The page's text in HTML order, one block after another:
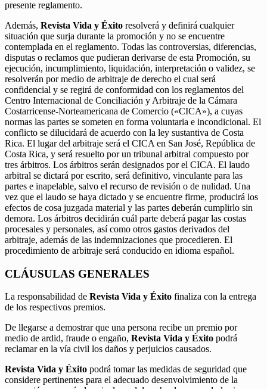
presente reglamento.
Además, Revista Vida y Éxito resolverá y definirá cualquier
situación que surja durante la promoción y no se encuentre
contemplada en el reglamento. Todas las controversias, diferencias,
disputas o reclamos que pudieran derivarse de esta Promoción, su
ejecución, incumplimiento, liquidación, interpretación o validez, se
resolverán por medio de arbitraje de derecho el cual será
confidencial y se regirá de conformidad con los reglamentos del
Centro Internacional de Conciliación y Arbitraje de la Cámara
Costarricense-Norteamericana de Comercio («CICA»), a cuyas
normas las partes se someten en forma voluntaria e incondicional. El
conflicto se dilucidará de acuerdo con la ley sustantiva de Costa
Rica. El lugar del arbitraje será el CICA en San José, República de
Costa Rica, y será resuelto por un tribunal arbitral compuesto por
tres árbitros. Los árbitros serán designados por el CICA. El laudo
arbitral se dictará por escrito, será definitivo, vinculante para las
partes e inapelable, salvo el recurso de revisión o de nulidad. Una
vez que el laudo se haya dictado y se encuentre firme, producirá los
efectos de cosa juzgada material y las partes deberán cumplirlo sin
demora. Los árbitros decidirán cuál parte deberá pagar las costas
procesales y personales, así como otros gastos derivados del
arbitraje, además de las indemnizaciones que procedieren. El
procedimiento de arbitraje será conducido en idioma español.
CLÁUSULAS GENERALES
La responsabilidad de Revista Vida y Éxito finaliza con la entrega
de los respectivos premios.
De llegarse a demostrar que una persona recibe un premio por
medio de ardid, fraude o engaño, Revista Vida y Éxito podrá
reclamar en la vía civil los daños y perjuicios causados.
Revista Vida y Éxito podrá tomar las medidas de seguridad que
considere pertinentes para el adecuado desenvolvimiento de la